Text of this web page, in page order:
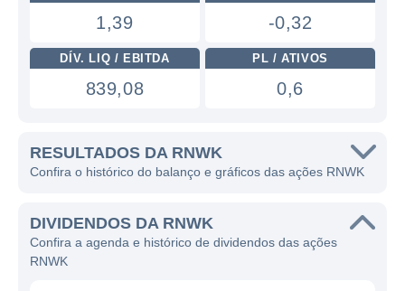
1,39 -0,32
DÍV. LIQ / EBITDA
839,08
PL / ATIVOS
0,6
RESULTADOS DA RNWK
Confira o histórico do balanço e gráficos das ações RNWK
DIVIDENDOS DA RNWK
Confira a agenda e histórico de dividendos das ações
RNWK